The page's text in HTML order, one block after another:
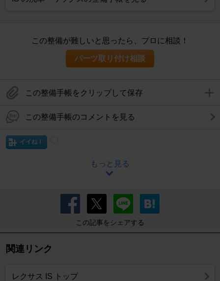
この整備が難しいと思ったら、プロに相談！
パーツ取り付け相談
この整備手帳をクリップして保存
この整備手帳のコメントを見る
イイね！
もっと見る
この記事をシェアする
関連リンク
レクサス IS トップ